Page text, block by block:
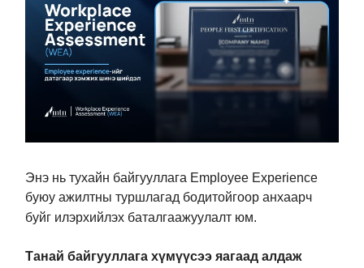
Энэ нь тухайн байгууллага Employee Experience
буюу ажилтны туршлагад бодитойгоор анхаарч
буйг илэрхийлэх баталгаажуулалт юм.
Танай байгууллага хүмүүсээ яагаад алдаж